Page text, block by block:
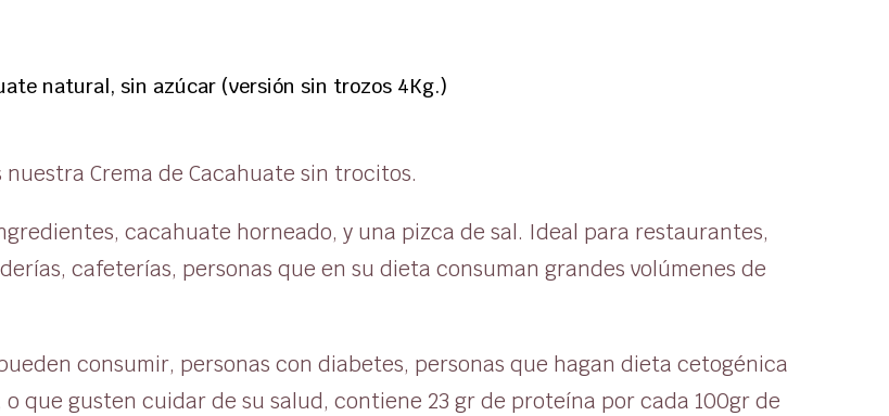
natural, sin azúcar (versión sin trozos 4Kg.)
nuestra Crema de Cacahuate sin trocitos.
cacahuate horneado, y una pizca de sal. Ideal para restaurantes,
cafeterías, personas que en su dieta consuman grandes volúmenes de
pueden consumir, personas con diabetes, personas que hagan dieta cetogénica
o que gusten cuidar de su salud, contiene 23 gr de proteína por cada 100gr de